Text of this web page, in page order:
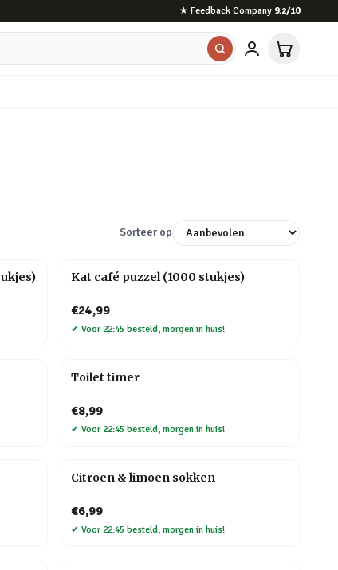
★ Feedback Company 9.2/10
Sorteer op
Kat café puzzel (1000 stukjes)
€24,99
✔ Voor 22:45 besteld, morgen in huis!
Toilet timer
€8,99
✔ Voor 22:45 besteld, morgen in huis!
Citroen & limoen sokken
€6,99
✔ Voor 22:45 besteld, morgen in huis!